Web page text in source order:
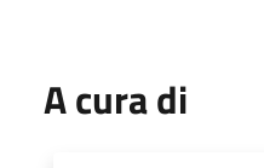
A cura di